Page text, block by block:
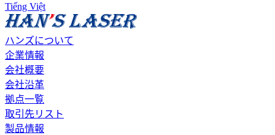
Tiếng Việt
ハンズについて
企業情報
会社概要
会社沿革
拠点一覧
取引先リスト
製品情報